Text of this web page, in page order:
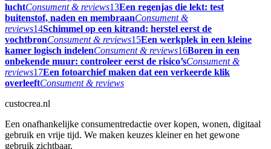
luchtConsument & reviews13Een regenjas die lekt: test
buitenstof, naden en membraanConsument &
reviews14Schimmel op een kitrand: herstel eerst de
vochtbronConsument & reviews15Een werkplek in een kleine
kamer logisch indelenConsument & reviews16Boren in een
onbekende muur: controleer eerst de risico’sConsument &
reviews17Een fotoarchief maken dat een verkeerde klik
overleeftConsument & reviews
custocrea.nl
Een onafhankelijke consumentredactie over kopen, wonen, digitaal
gebruik en vrije tijd. We maken keuzes kleiner en het gewone
gebruik zichtbaar.